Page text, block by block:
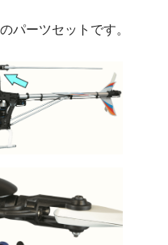
パーツセットです。